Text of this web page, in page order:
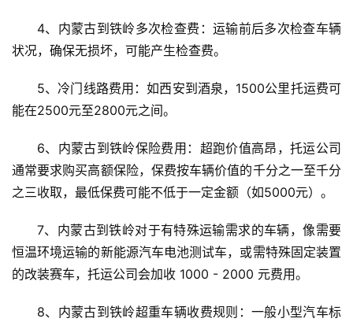
4、内蒙古到铁岭多次检查费：运输前后多次检查车辆
状况，确保无损坏，可能产生检查费。
5、冷门线路费用：如西安到酒泉，1500公里托运费可
能在2500元至2800元之间。
6、内蒙古到铁岭保险费用：超跑价值高昂，托运公司
通常要求购买高额保险，保费按车辆价值的千分之一至千分
之三收取，最低保费可能不低于一定金额（如5000元）。
7、内蒙古到铁岭对于有特殊运输需求的车辆，像需要
恒温环境运输的新能源汽车电池测试车，或需特殊固定装置
的改装赛车，托运公司会加收 1000 - 2000 元费用。
8、内蒙古到铁岭超重车辆收费规则：一般小型汽车标